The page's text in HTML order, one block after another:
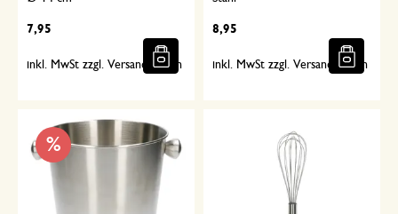
7,95
inkl. MwSt zzgl. Versandkosten
8,95
inkl. MwSt zzgl. Versandkosten
%